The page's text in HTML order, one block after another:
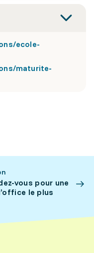
ecole-
maturite-
vous pour une
le plus